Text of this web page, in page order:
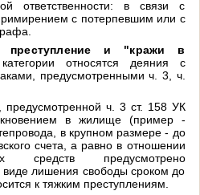
ответственности: в связи с
с потерпевшим или с
и "кражи в
относятся деяния с
предусмотренными ч. 3, ч.
предусмотренной ч. 3 ст. 158 УК
в жилище (пример -
в крупном размере - до
счета, а равно в отношении
средств предусмотрено
виде лишения свободы сроком до
к тяжким преступлениям.